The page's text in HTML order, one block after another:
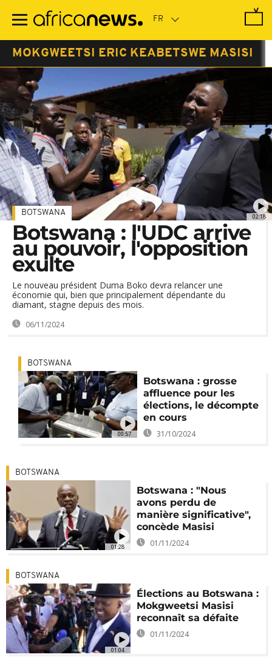
contenu
MOKGWEETSI ERIC KEABETSWE MASISI
02:18
BOTSWANA
Botswana : l'UDC arrive
au pouvoir, l'opposition
exulte
Le nouveau président Duma Boko devra relancer une
économie qui, bien que principalement dépendante du
diamant, stagne depuis des mois.
06/11/2024
00:57
BOTSWANA
Botswana : grosse
affluence pour les
élections, le décompte
en cours
31/10/2024
01:28
BOTSWANA
Botswana : "Nous
avons perdu de
manière significative",
concède Masisi
01/11/2024
01:04
BOTSWANA
Élections au Botswana :
Mokgweetsi Masisi
reconnaît sa défaite
01/11/2024